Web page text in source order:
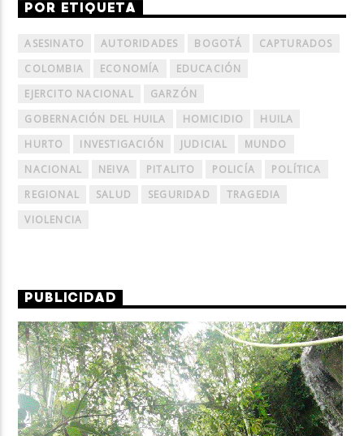
POR ETIQUETA
ASESINATO AUTORIDADES BOGOTÁ
CAPTURADOS
COLOMBIA
ECONOMÍA
EDUCACIÓN
EJERCITO NACIONAL
GARZÓN
GOBERNACIÓN DEL HUILA
HOMICIDIO
HUILA
HURTO
INVESTIGACIÓN JUDICIAL
MUNDO
NACIONAL
NEIVA PITALITO POLICÍA
POLÍTICA
REGIONAL
SALUD SEGURIDAD
TRAGEDIA
VIOLENCIA
PUBLICIDAD